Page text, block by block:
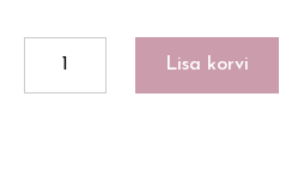
Lisa korvi